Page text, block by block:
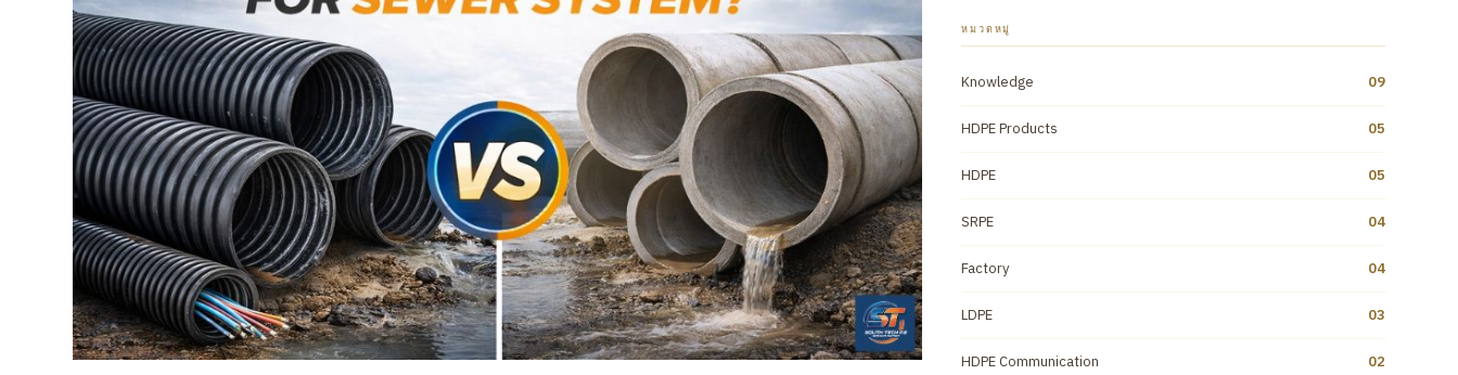
หมวดหมู่
Knowledge
09
HDPE Products
05
HDPE
05
SRPE
04
Factory
04
LDPE
03
HDPE Communication
02